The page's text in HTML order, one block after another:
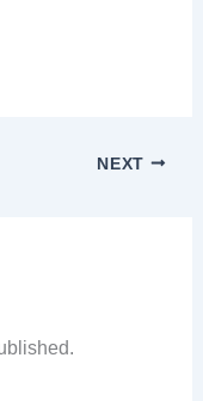
NEXT